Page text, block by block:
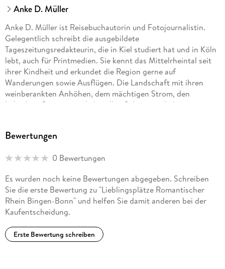
Anke D. Müller
Anke D. Müller ist Reisebuchautorin und Fotojournalistin.
Gelegentlich schreibt die ausgebildete
Tageszeitungsredakteurin, die in Kiel studiert hat und in Köln
lebt, auch für Printmedien. Sie kennt das Mittelrheintal seit
ihrer Kindheit und erkundet die Region gerne auf
Wanderungen sowie Ausflügen. Die Landschaft mit ihren
weinberankten Anhöhen, dem mächtigen Strom, den
hübschen Orten sowie kulturellen Sehenswürdigkeiten
Fährüberfahrten oder Bootstouren gekrönt werden.
Bewertungen
0 Bewertungen
Es wurden noch keine Bewertungen abgegeben. Schreiben
Sie die erste Bewertung zu "Lieblingsplätze Romantischer
Rhein Bingen-Bonn" und helfen Sie damit anderen bei der
Kaufentscheidung.
Erste Bewertung schreiben